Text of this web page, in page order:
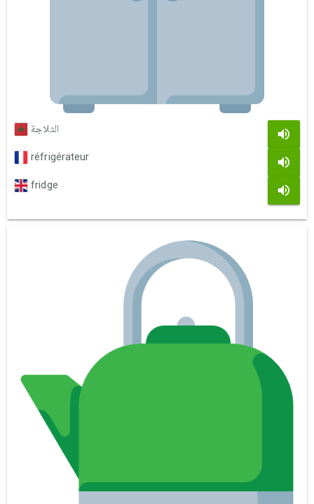
الثلاجة
réfrigérateur
fridge